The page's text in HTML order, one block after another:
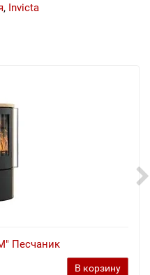
, Invicta
Песчаник
В корзину